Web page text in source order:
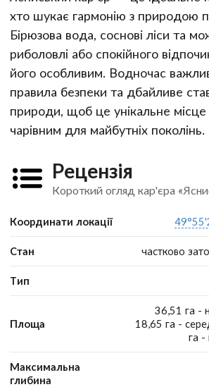
хто шукає гармонію з природою
Бірюзова вода, соснові ліси та
риболовлі або спокійного
його особливим. Водночас
правила безпеки та дбайливе
природи, щоб це унікальне
чарівним для майбутніх поколінь.
Рецензія
Короткий огляд кар'єра
Координати локації
Стан частково
Тип
Площа
36,51 га -
18,65 га -
га -
Максимальна
глибина